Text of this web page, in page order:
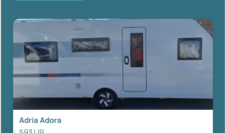
Adria Adora